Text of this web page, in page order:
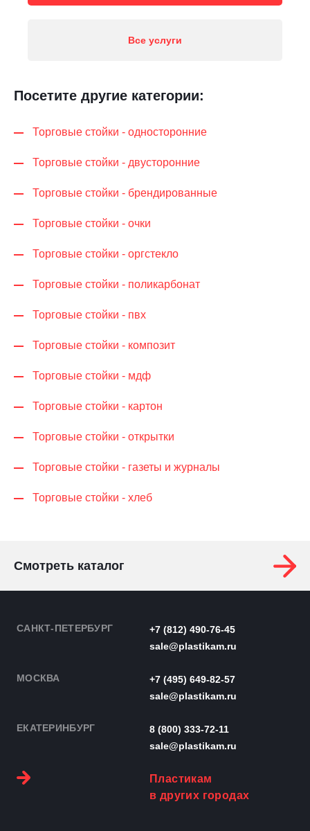
Все услуги
Посетите другие категории:
Торговые стойки - односторонние
Торговые стойки - двусторонние
Торговые стойки - брендированные
Торговые стойки - очки
Торговые стойки - оргстекло
Торговые стойки - поликарбонат
Торговые стойки - пвх
Торговые стойки - композит
Торговые стойки - мдф
Торговые стойки - картон
Торговые стойки - открытки
Торговые стойки - газеты и журналы
Торговые стойки - хлеб
Смотреть каталог
САНКТ-ПЕТЕРБУРГ
+7 (812) 490-76-45
sale@plastikam.ru
МОСКВА
+7 (495) 649-82-57
sale@plastikam.ru
ЕКАТЕРИНБУРГ
8 (800) 333-72-11
sale@plastikam.ru
Пластикам
в других городах